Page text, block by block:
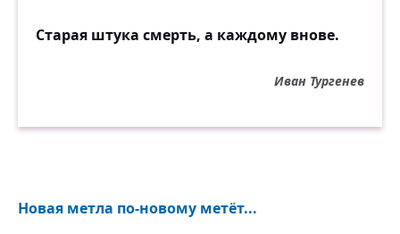
Старая штука смерть, а каждому внове.
Иван Тургенев
Новая метла по-новому метёт...